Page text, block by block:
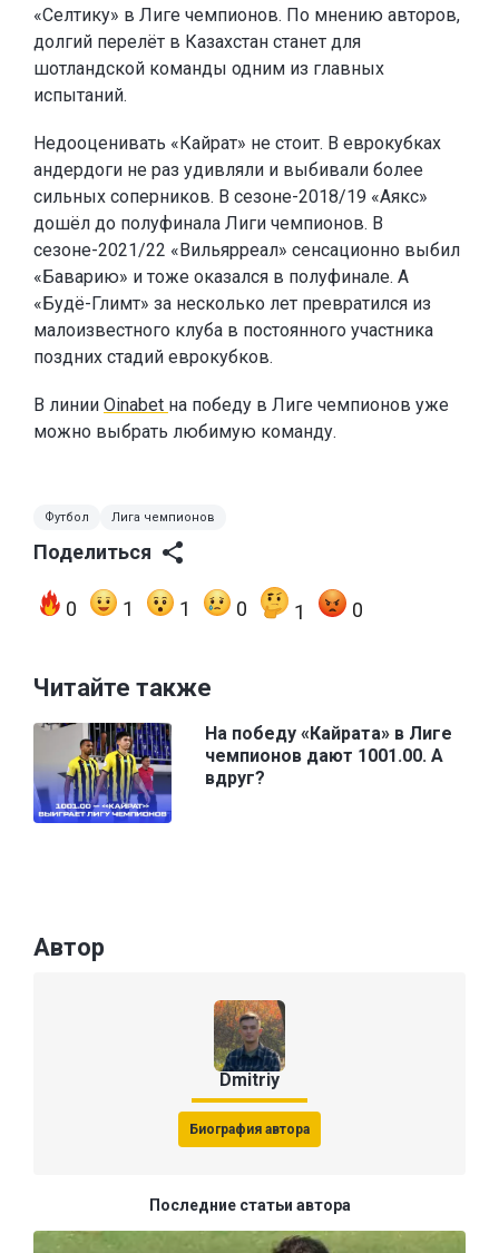
«Селтику» в Лиге чемпионов. По мнению авторов,
долгий перелёт в Казахстан станет для
шотландской команды одним из главных
испытаний.
Недооценивать «Кайрат» не стоит. В еврокубках
андердоги не раз удивляли и выбивали более
сильных соперников. В сезоне-2018/19 «Аякс»
дошёл до полуфинала Лиги чемпионов. В
сезоне-2021/22 «Вильярреал» сенсационно выбил
«Баварию» и тоже оказался в полуфинале. А
«Будё-Глимт» за несколько лет превратился из
малоизвестного клуба в постоянного участника
поздних стадий еврокубков.
В линии Oinabet на победу в Лиге чемпионов уже
можно выбрать любимую команду.
Футбол Лига чемпионов
Поделиться
0 1 1 0 1 0
Читайте также
На победу «Кайрата» в Лиге
чемпионов дают 1001.00. А
вдруг?
Автор
Dmitriy
Биография автора
Последние статьи автора